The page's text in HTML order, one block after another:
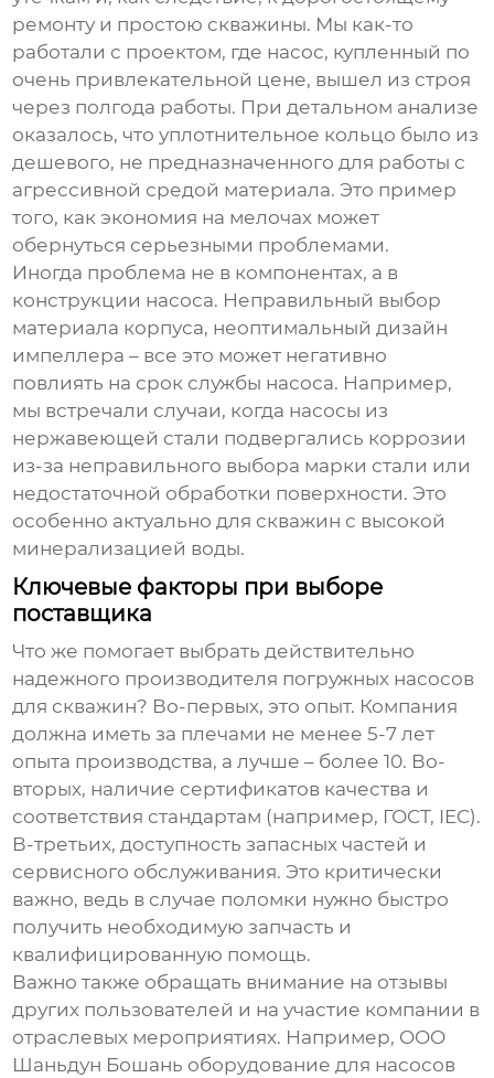
ремонту и простою скважины. Мы как-то
работали с проектом, где насос, купленный по
очень привлекательной цене, вышел из строя
через полгода работы. При детальном анализе
оказалось, что уплотнительное кольцо было из
дешевого, не предназначенного для работы с
агрессивной средой материала. Это пример
того, как экономия на мелочах может
обернуться серьезными проблемами.
Иногда проблема не в компонентах, а в
конструкции насоса. Неправильный выбор
материала корпуса, неоптимальный дизайн
импеллера – все это может негативно
повлиять на срок службы насоса. Например,
мы встречали случаи, когда насосы из
нержавеющей стали подвергались коррозии
из-за неправильного выбора марки стали или
недостаточной обработки поверхности. Это
особенно актуально для скважин с высокой
минерализацией воды.
Ключевые факторы при выборе
поставщика
Что же помогает выбрать действительно
надежного производителя погружных насосов
для скважин? Во-первых, это опыт. Компания
должна иметь за плечами не менее 5-7 лет
опыта производства, а лучше – более 10. Во-
вторых, наличие сертификатов качества и
соответствия стандартам (например, ГОСТ, IEC).
В-третьих, доступность запасных частей и
сервисного обслуживания. Это критически
важно, ведь в случае поломки нужно быстро
получить необходимую запчасть и
квалифицированную помощь.
Важно также обращать внимание на отзывы
других пользователей и на участие компании в
отраслевых мероприятиях. Например, OOO
Шаньдун Бошань оборудование для насосов